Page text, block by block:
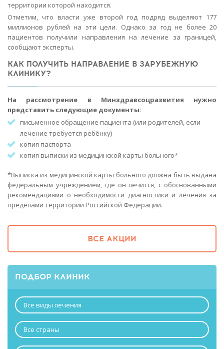
территории которой находится.
Отметим, что власти уже второй год подряд выделяют 177
миллионов рублей на эти цели. Однако за год не более 20
пациентов получили направления на лечение за границей,
сообщают эксперты.
КАК ПОЛУЧИТЬ НАПРАВЛЕНИЕ В ЗАРУБЕЖНУЮ
КЛИНИКУ?
На рассмотрение в Минздравсоцразвития нужно
представить следующие документы:
письменное обращение пациента (или родителей, если
лечение требуется ребёнку)
копия паспорта
копия выписки из медицинской карты больного*
*Выписка из медицинской карты больного должна быть выдана
федеральным учреждением, где он лечится, с обоснованными
рекомендациями о необходимости диагностики и лечения за
пределами территории Российской Федерации.
ВСЕ АКЦИИ
ПОДБОР КЛИНИК
Все виды лечения
Все страны